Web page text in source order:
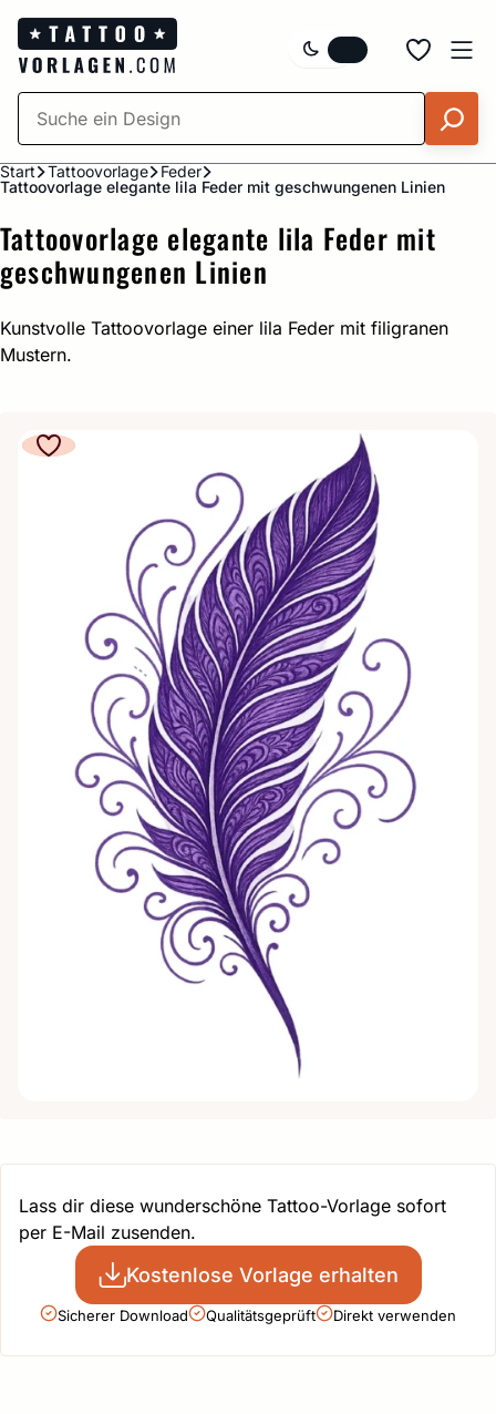
Zum
Inhalt
springen
Start Tattoovorlage
Feder
Tattoovorlage elegante lila Feder mit geschwungenen Linien
Tattoovorlage elegante lila Feder mit
geschwungenen Linien
Kunstvolle Tattoovorlage einer lila Feder mit filigranen
Mustern.
Lass dir diese wunderschöne Tattoo-Vorlage sofort
per E-Mail zusenden.
Kostenlose Vorlage erhalten
Sicherer Download Qualitätsgeprüft Direkt verwenden